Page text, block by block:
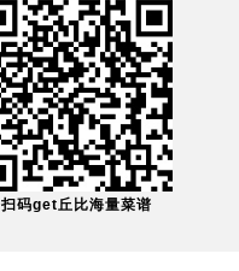
扫码get丘比海量菜谱